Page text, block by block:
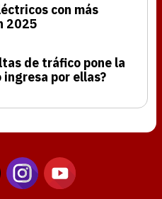
con más
2025
de tráfico pone la
ingresa por ellas?